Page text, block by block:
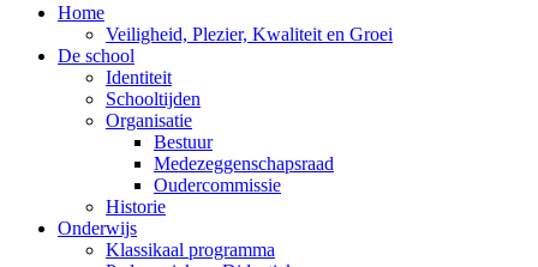
Home
Veiligheid, Plezier, Kwaliteit en Groei
De school
Identiteit
Schooltijden
Organisatie
Bestuur
Medezeggenschapsraad
Oudercommissie
Historie
Onderwijs
Klassikaal programma